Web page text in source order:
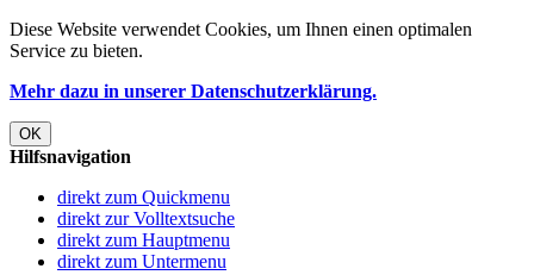
Diese Website verwendet Cookies, um Ihnen einen optimalen
Service zu bieten.
Mehr dazu in unserer Datenschutzerklärung.
OK
Hilfsnavigation
direkt zum Quickmenu
direkt zur Volltextsuche
direkt zum Hauptmenu
direkt zum Untermenu